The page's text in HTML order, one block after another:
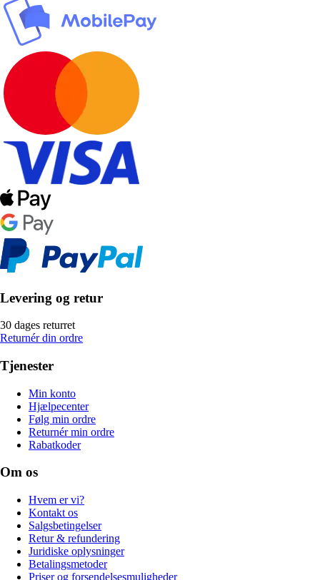
Levering og retur
30 dages returret
Returnér din ordre
Tjenester
Min konto
Hjælpecenter
Følg min ordre
Returnér min ordre
Rabatkoder
Om os
Hvem er vi?
Kontakt os
Salgsbetingelser
Retur & refundering
Juridiske oplysninger
Betalingsmetoder
Priser og forsendelsesmuligheder